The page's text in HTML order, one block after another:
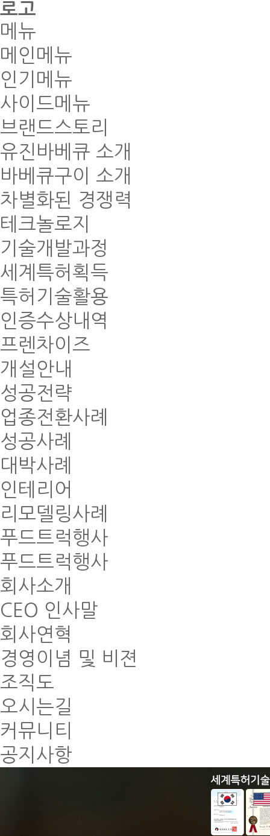
로고
메뉴
메인메뉴
인기메뉴
사이드메뉴
브랜드스토리
유진바베큐 소개
바베큐구이 소개
차별화된 경쟁력
테크놀로지
기술개발과정
세계특허획득
특허기술활용
인증수상내역
프렌차이즈
개설안내
성공전략
업종전환사례
성공사례
대박사례
인테리어
리모델링사례
푸드트럭행사
푸드트럭행사
회사소개
CEO 인사말
회사연혁
경영이념 및 비젼
조직도
오시는길
커뮤니티
공지사항